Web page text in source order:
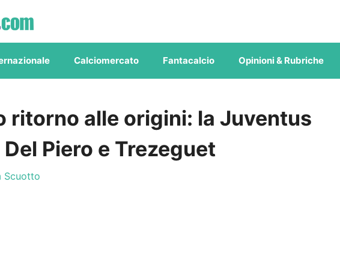
Calciomercato Fantacalcio Opinioni & Rubriche
ritorno alle origini: la Juventus
Piero e Trezeguet
Scuotto